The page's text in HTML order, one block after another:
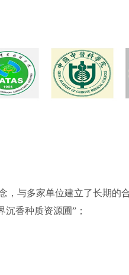
多家单位建
地”和“世界
研究合作
品开发的合
溯源系统；